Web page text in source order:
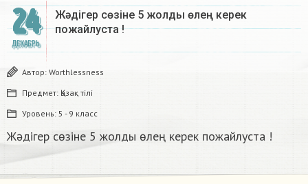
24
ДЕКАБРЬ
Жәдігер сөзіне 5 жолды өлең керек
пожайлуста !
Автор: Worthlessness
Предмет: Қазақ тiлi
Уровень: 5 - 9 класс
Жәдігер сөзіне 5 жолды өлең керек пожайлуста !